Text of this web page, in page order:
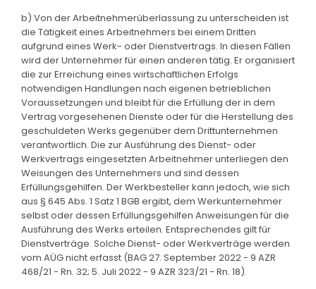
b) Von der Arbeitnehmerüberlassung zu unterscheiden ist
die Tätigkeit eines Arbeitnehmers bei einem Dritten
aufgrund eines Werk- oder Dienstvertrags. In diesen Fällen
wird der Unternehmer für einen anderen tätig. Er organisiert
die zur Erreichung eines wirtschaftlichen Erfolgs
notwendigen Handlungen nach eigenen betrieblichen
Voraussetzungen und bleibt für die Erfüllung der in dem
Vertrag vorgesehenen Dienste oder für die Herstellung des
geschuldeten Werks gegenüber dem Drittunternehmen
verantwortlich. Die zur Ausführung des Dienst- oder
Werkvertrags eingesetzten Arbeitnehmer unterliegen den
Weisungen des Unternehmers und sind dessen
Erfüllungsgehilfen. Der Werkbesteller kann jedoch, wie sich
aus § 645 Abs. 1 Satz 1 BGB ergibt, dem Werkunternehmer
selbst oder dessen Erfüllungsgehilfen Anweisungen für die
Ausführung des Werks erteilen. Entsprechendes gilt für
Dienstverträge. Solche Dienst- oder Werkverträge werden
vom AÜG nicht erfasst (BAG 27. September 2022 - 9 AZR
468/21 - Rn. 32; 5. Juli 2022 - 9 AZR 323/21 - Rn. 18).